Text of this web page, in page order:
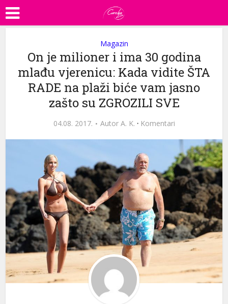
Magazin
On je milioner i ima 30 godina
mlađu vjerenicu: Kada vidite ŠTA
RADE na plaži biće vam jasno
zašto su ZGROZILI SVE
04.08. 2017. Autor A. K. · Komentari